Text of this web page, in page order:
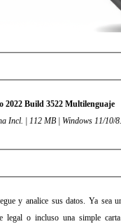
2022 Build 3522 Multilenguaje
Incl. | 112 MB | Windows 11/10/
y analice sus datos. Ya sea
legal o incluso una simple